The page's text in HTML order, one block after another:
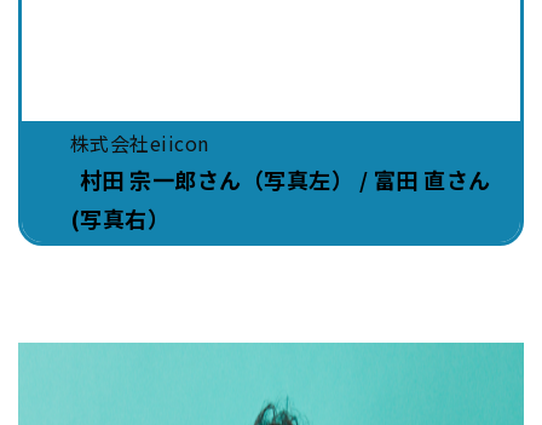
株式会社eiicon
村田 宗一郎さん（写真左） / 富田 直さん
(写真右）